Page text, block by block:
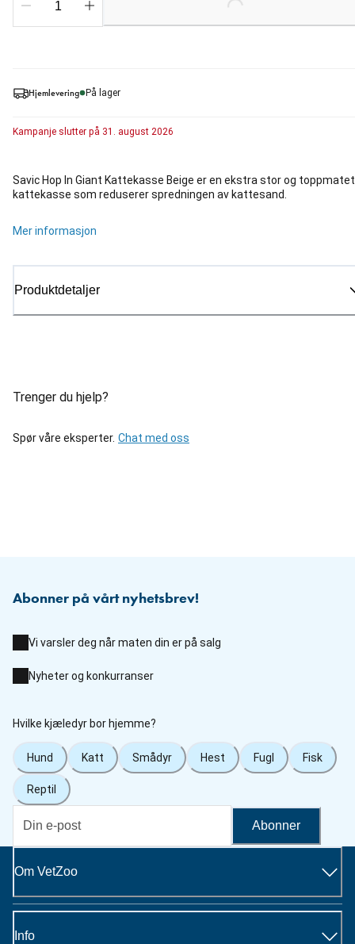
Hjemlevering På lager
Kampanje slutter på 31. august 2026
Savic Hop In Giant Kattekasse Beige er en ekstra stor og toppmatet
kattekasse som reduserer spredningen av kattesand.
Mer informasjon
Produktdetaljer
Trenger du hjelp?
Spør våre eksperter. Chat med oss
Loading...
Abonner på vårt nyhetsbrev!
Vi varsler deg når maten din er på salg
Nyheter og konkurranser
Hvilke kjæledyr bor hjemme?
Hund Katt Smådyr Hest Fugl Fisk
Reptil
Abonner
Om VetZoo
Info